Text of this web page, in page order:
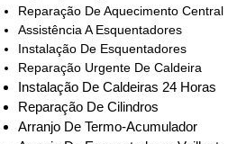
Reparação De Aquecimento Central
Assistência A Esquentadores
Instalação De Esquentadores
Reparação Urgente De Caldeira
Instalação De Caldeiras 24 Horas
Reparação De Cilindros
Arranjo De Termo-Acumulador